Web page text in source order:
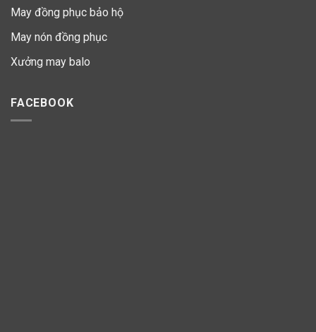
May đồng phục bảo hộ
May nón đồng phục
Xưởng may balo
FACEBOOK